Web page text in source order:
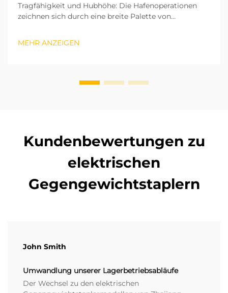
Tragfähigkeit und Hubhöhe: Die Hafenoperationen
zeichnen sich durch eine breite Palette von
Tragfähigkeit der erste entscheidende Faktor bei der
MEHR ANZEIGEN
Kundenbewertungen zu
elektrischen
Gegengewichtstaplern
John Smith
Umwandlung unserer Lagerbetriebsabläufe
Der Wechsel zu den elektrischen